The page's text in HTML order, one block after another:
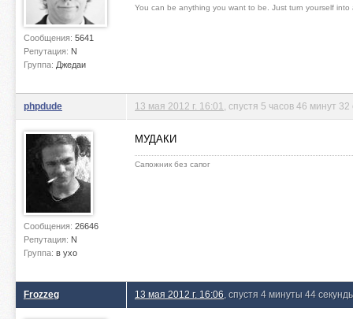
Сообщения: 5641
Репутация: N
Группа: Джедаи
You can be anything you want to be. Just turn yourself
phpdude
Сообщения: 26646
Репутация: N
Группа: в ухо
13 мая 2012 г. 16:01 , спустя 5 часов 46 минут
МУДАКИ
Сапожник без сапог
Frozzeg 13 мая 2012 г. 16:06 , спустя 4 минуты 44